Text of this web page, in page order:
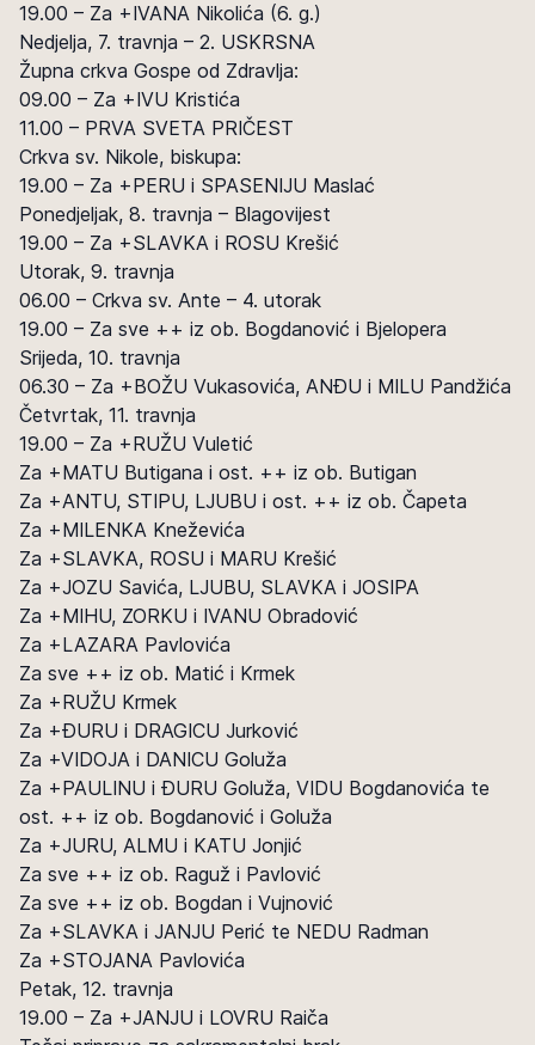
19.00 – Za +IVANA Nikolića (6. g.)
Nedjelja, 7. travnja – 2. USKRSNA
Župna crkva Gospe od Zdravlja:
09.00 – Za +IVU Kristića
11.00 – PRVA SVETA PRIČEST
Crkva sv. Nikole, biskupa:
19.00 – Za +PERU i SPASENIJU Maslać
Ponedjeljak, 8. travnja – Blagovijest
19.00 – Za +SLAVKA i ROSU Krešić
Utorak, 9. travnja
06.00 – Crkva sv. Ante – 4. utorak
19.00 – Za sve ++ iz ob. Bogdanović i Bjelopera
Srijeda, 10. travnja
06.30 – Za +BOŽU Vukasovića, ANĐU i MILU Pandžića
Četvrtak, 11. travnja
19.00 – Za +RUŽU Vuletić
Za +MATU Butigana i ost. ++ iz ob. Butigan
Za +ANTU, STIPU, LJUBU i ost. ++ iz ob. Čapeta
Za +MILENKA Kneževića
Za +SLAVKA, ROSU i MARU Krešić
Za +JOZU Savića, LJUBU, SLAVKA i JOSIPA
Za +MIHU, ZORKU i IVANU Obradović
Za +LAZARA Pavlovića
Za sve ++ iz ob. Matić i Krmek
Za +RUŽU Krmek
Za +ĐURU i DRAGICU Jurković
Za +VIDOJA i DANICU Goluža
Za +PAULINU i ĐURU Goluža, VIDU Bogdanovića te
ost. ++ iz ob. Bogdanović i Goluža
Za +JURU, ALMU i KATU Jonjić
Za sve ++ iz ob. Raguž i Pavlović
Za sve ++ iz ob. Bogdan i Vujnović
Za +SLAVKA i JANJU Perić te NEDU Radman
Za +STOJANA Pavlovića
Petak, 12. travnja
19.00 – Za +JANJU i LOVRU Raiča